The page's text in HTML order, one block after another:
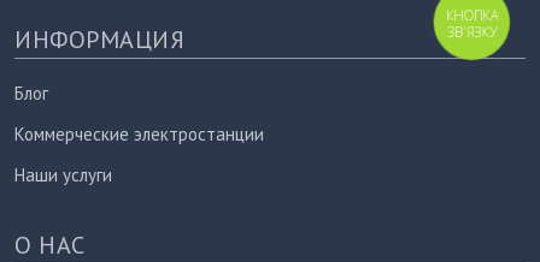
ИНФОРМАЦИЯ
Блог
Коммерческие электростанции
Наши услуги
О НАС
КНОПКА
ЗВ'ЯЗКУ